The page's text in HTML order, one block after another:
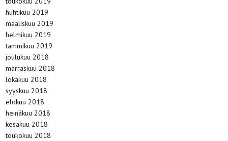
huhtikuu 2019
maaliskuu 2019
helmikuu 2019
tammikuu 2019
joulukuu 2018
marraskuu 2018
lokakuu 2018
syyskuu 2018
elokuu 2018
heinäkuu 2018
kesäkuu 2018
toukokuu 2018